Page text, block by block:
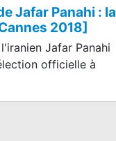
Jafar Panahi : la
2018]
Jafar Panahi
officielle à